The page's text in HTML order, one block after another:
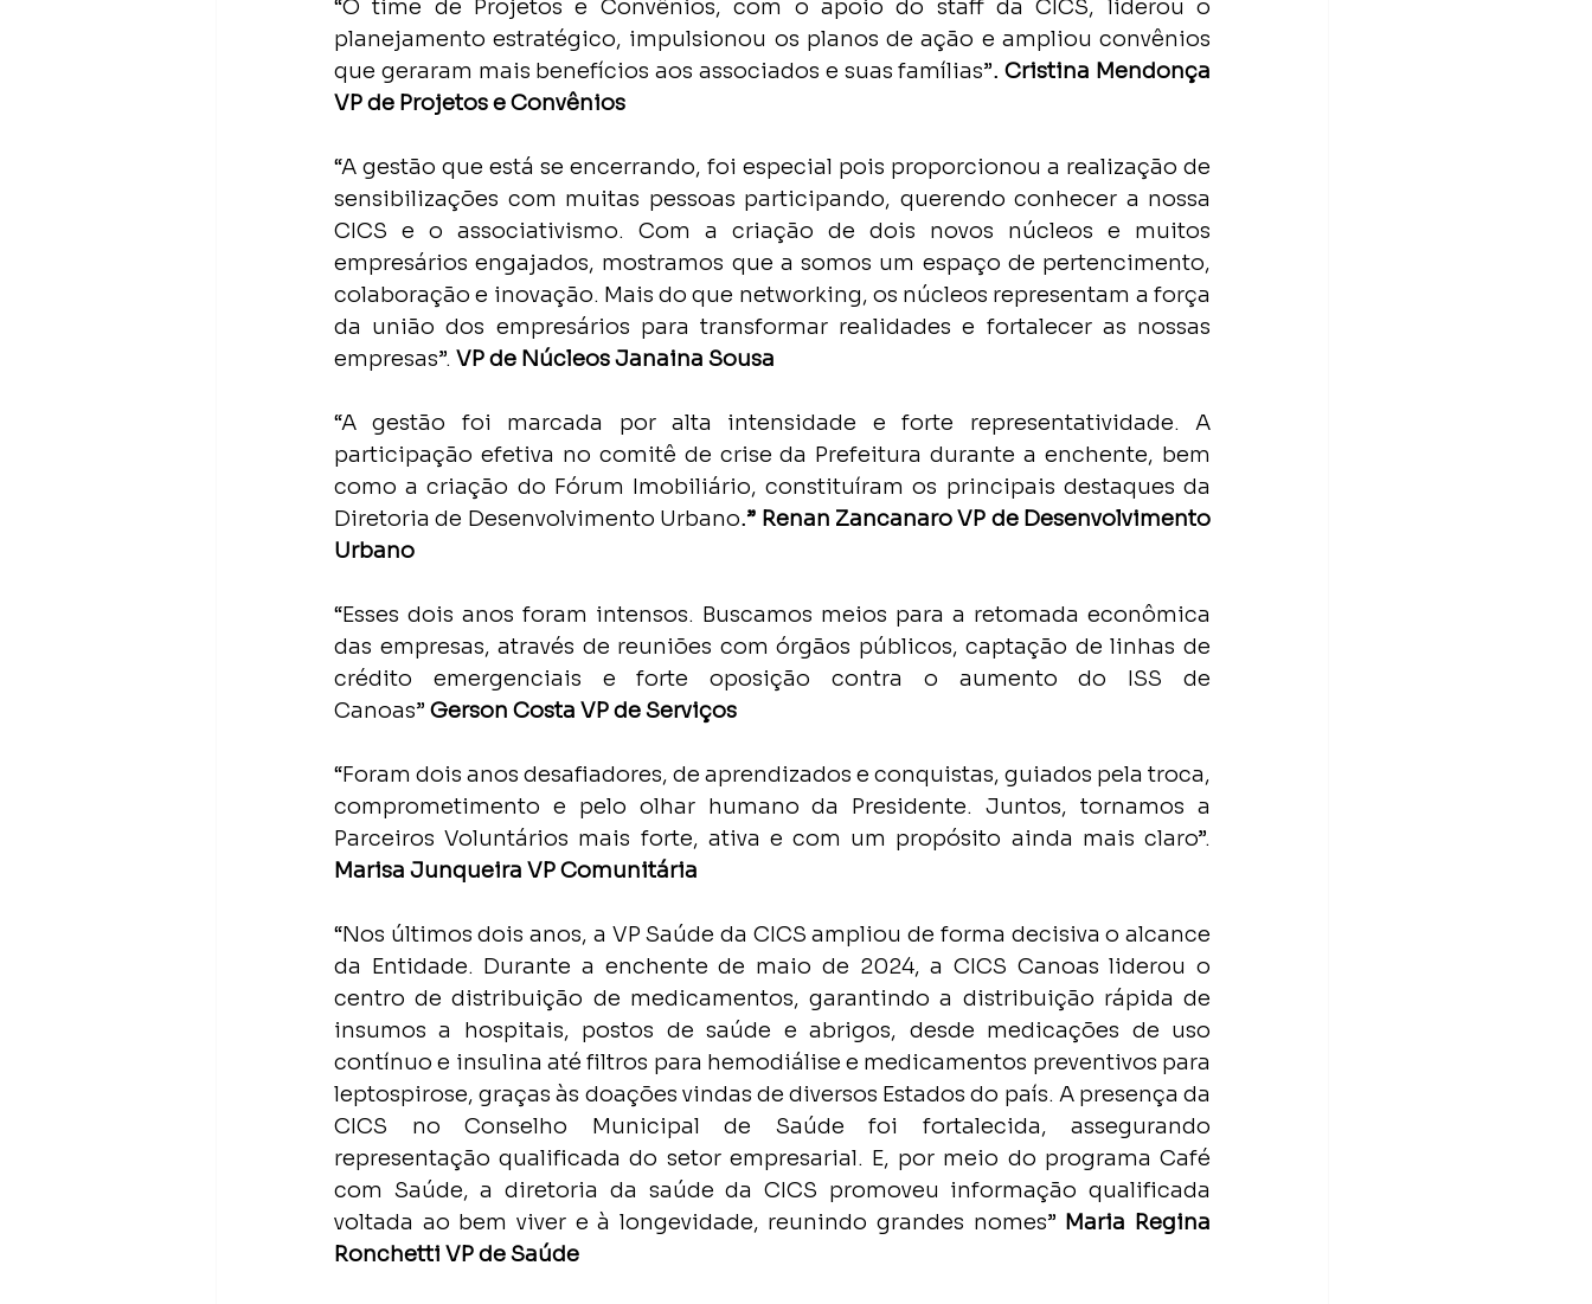
“O time de Projetos e Convênios, com o apoio do staff da CICS, liderou o
planejamento estratégico, impulsionou os planos de ação e ampliou convênios
que geraram mais benefícios aos associados e suas famílias”. Cristina Mendonça
VP de Projetos e Convênios
“A gestão que está se encerrando, foi especial pois proporcionou a realização de
sensibilizações com muitas pessoas participando, querendo conhecer a nossa
CICS e o associativismo. Com a criação de dois novos núcleos e muitos
empresários engajados, mostramos que a somos um espaço de pertencimento,
colaboração e inovação. Mais do que networking, os núcleos representam a força
da união dos empresários para transformar realidades e fortalecer as nossas
empresas”. VP de Núcleos Janaina Sousa
“A gestão foi marcada por alta intensidade e forte representatividade. A
participação efetiva no comitê de crise da Prefeitura durante a enchente, bem
como a criação do Fórum Imobiliário, constituíram os principais destaques da
Diretoria de Desenvolvimento Urbano.” Renan Zancanaro VP de Desenvolvimento
Urbano
“Esses dois anos foram intensos. Buscamos meios para a retomada econômica
das empresas, através de reuniões com órgãos públicos, captação de linhas de
crédito emergenciais e forte oposição contra o aumento do ISS de
Canoas” Gerson Costa VP de Serviços
“Foram dois anos desafiadores, de aprendizados e conquistas, guiados pela troca,
comprometimento e pelo olhar humano da Presidente. Juntos, tornamos a
Marisa Junqueira VP Comunitária
“Nos últimos dois anos, a VP Saúde da CICS ampliou de forma decisiva o alcance
da Entidade. Durante a enchente de maio de 2024, a CICS Canoas liderou o
centro de distribuição de medicamentos, garantindo a distribuição rápida de
insumos a hospitais, postos de saúde e abrigos, desde medicações de uso
contínuo e insulina até filtros para hemodiálise e medicamentos preventivos para
leptospirose, graças às doações vindas de diversos Estados do país. A presença da
CICS no Conselho Municipal de Saúde foi fortalecida, assegurando
representação qualificada do setor empresarial. E, por meio do programa Café
com Saúde, a diretoria da saúde da CICS promoveu informação qualificada
voltada ao bem viver e à longevidade, reunindo grandes nomes” Maria Regina
Ronchetti VP de Saúde